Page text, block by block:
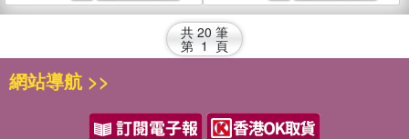
共 20 筆
第 1 頁
網站導航 >>